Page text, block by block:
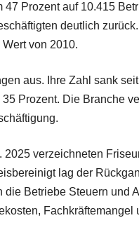
Prozent auf 10.415
deutlich
von 2010.
aus. Ihre Zahl sank
Prozent. Die Branche
verzeichneten
lag der
Betriebe Steuern und
Fachkräftemangel